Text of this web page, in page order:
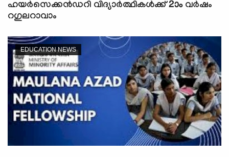
ഹയര്‍സെക്കന്‍ഡറി വിദ്യാര്‍ത്ഥികള്‍ക്ക് 2ാം വര്‍ഷം
റഗുലറാവാം
EDUCATION NEWS